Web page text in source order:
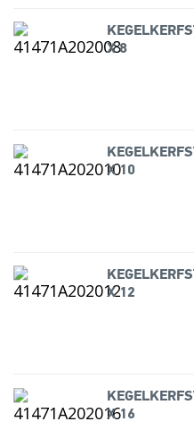
X 8
X 10
X 12
X 16